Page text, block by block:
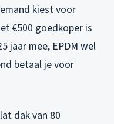
kiest voor
€500 goedkoper is
jaar mee, EPDM wel
betaal je voor
dak van 80